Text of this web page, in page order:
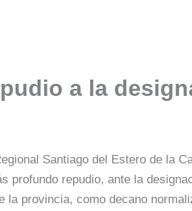
a la
Santiago del Estero de la
profundo repudio, ante la
la provincia, como decano